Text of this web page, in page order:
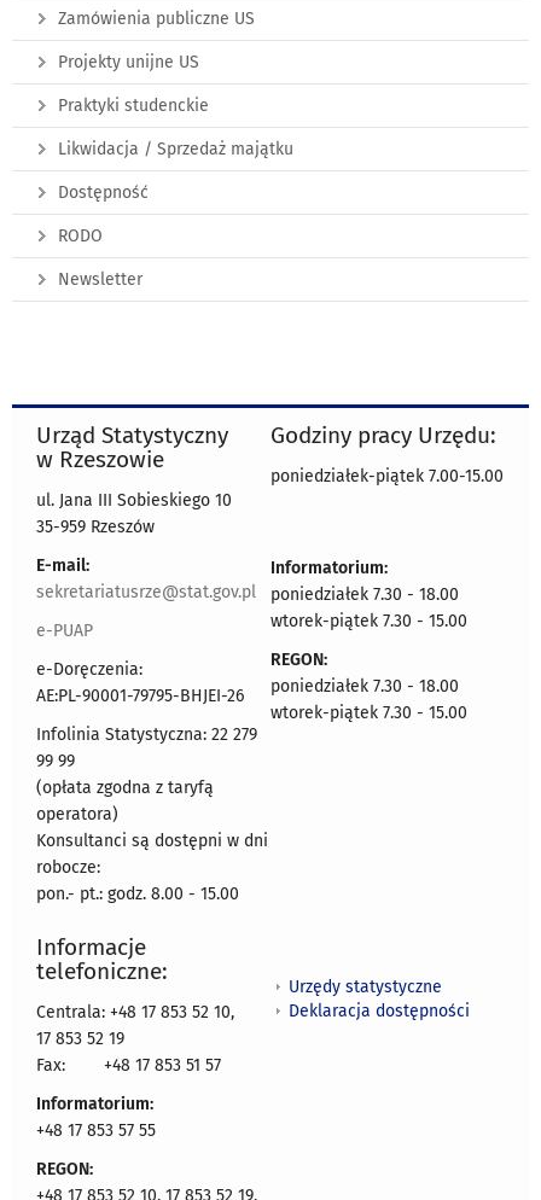
Zamówienia publiczne US
Projekty unijne US
Praktyki studenckie
Likwidacja / Sprzedaż majątku
Dostępność
RODO
Newsletter
Urząd Statystyczny
w Rzeszowie
ul. Jana III Sobieskiego 10
35-959 Rzeszów
E-mail:
sekretariatusrze@stat.gov.pl
e-PUAP
e-Doręczenia:
AE:PL-90001-79795-BHJEI-26
Infolinia Statystyczna: 22 279
99 99
(opłata zgodna z taryfą
operatora)
Konsultanci są dostępni w dni
robocze:
pon.- pt.: godz. 8.00 - 15.00
Godziny pracy Urzędu:
poniedziałek-piątek 7.00-15.00
Informatorium:
poniedziałek 7.30 - 18.00
wtorek-piątek 7.30 - 15.00
REGON:
poniedziałek 7.30 - 18.00
wtorek-piątek 7.30 - 15.00
Informacje
telefoniczne:
Centrala: +48 17 853 52 10,
17 853 52 19
Fax:
+48 17 853 51 57
Informatorium:
+48 17 853 57 55
REGON:
+48 17 853 52 10, 17 853 52 19,
Urzędy statystyczne
Deklaracja dostępności